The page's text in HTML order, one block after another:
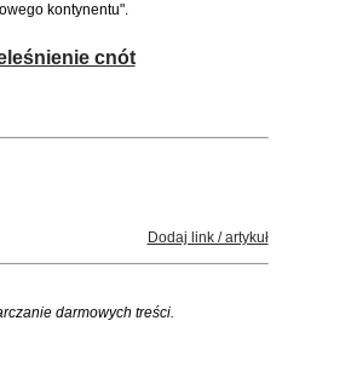
kontynentu".
cnót
Dodaj link / artykuł
darmowych treści.